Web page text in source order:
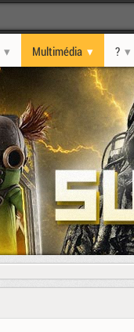
Multimédia ?